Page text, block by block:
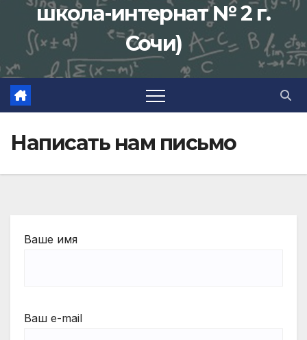
школа-интернат № 2 г.
Сочи)
Написать нам письмо
Ваше имя
Ваш e-mail